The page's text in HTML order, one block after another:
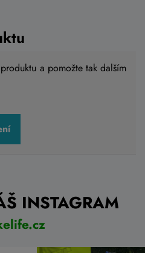
a pomožte tak dalším
INSTAGRAM